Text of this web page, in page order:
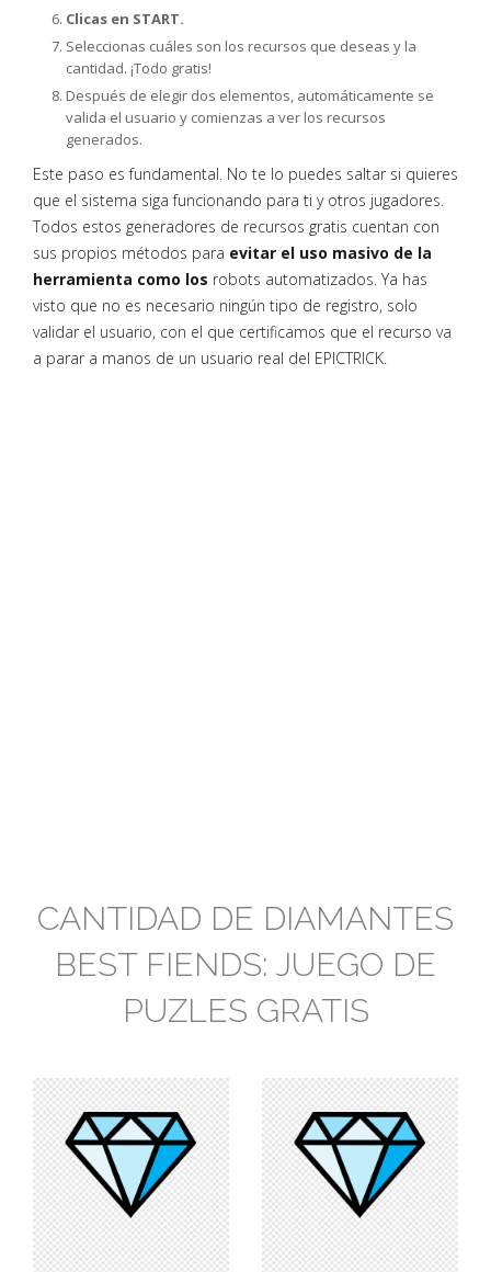
Clicas en START.
Seleccionas cuáles son los recursos que deseas y la
cantidad. ¡Todo gratis!
Después de elegir dos elementos, automáticamente se
valida el usuario y comienzas a ver los recursos
generados.
Este paso es fundamental. No te lo puedes saltar si quieres
que el sistema siga funcionando para ti y otros jugadores.
Todos estos generadores de recursos gratis cuentan con
sus propios métodos para evitar el uso masivo de la
herramienta como los robots automatizados. Ya has
visto que no es necesario ningún tipo de registro, solo
validar el usuario, con el que certificamos que el recurso va
a parar a manos de un usuario real del EPICTRICK.
CANTIDAD DE DIAMANTES
BEST FIENDS: JUEGO DE
PUZLES GRATIS